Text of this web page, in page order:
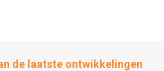
de laatste ontwikkelingen